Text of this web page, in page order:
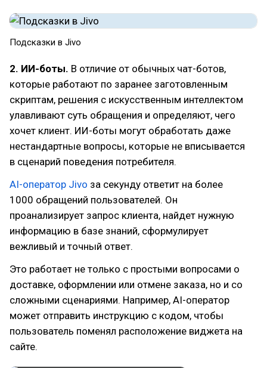
Подсказки в Jivo
2. ИИ-боты. В отличие от обычных чат-ботов,
которые работают по заранее заготовленным
скриптам, решения с искусственным интеллектом
улавливают суть обращения и определяют, чего
хочет клиент. ИИ-боты могут обработать даже
нестандартные вопросы, которые не вписывается
в сценарий поведения потребителя.
AI-оператор Jivo за секунду ответит на более
1000 обращений пользователей. Он
проанализирует запрос клиента, найдет нужную
информацию в базе знаний, сформулирует
вежливый и точный ответ.
Это работает не только с простыми вопросами о
доставке, оформлении или отмене заказа, но и со
сложными сценариями. Например, AI-оператор
может отправить инструкцию с кодом, чтобы
пользователь поменял расположение виджета на
сайте.